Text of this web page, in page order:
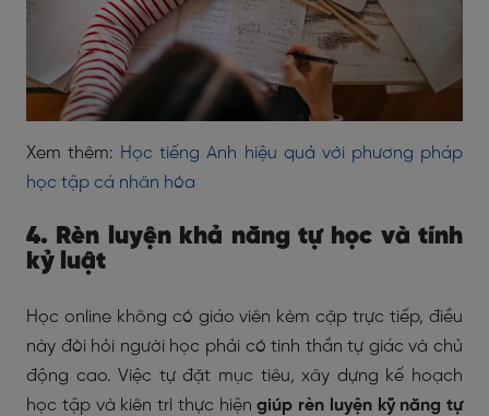
Xem thêm: Học tiếng Anh hiệu quả với phương pháp
học tập cá nhân hóa
4. Rèn luyện khả năng tự học và tính
kỷ luật
Học online không có giáo viên kèm cặp trực tiếp, điều
này đòi hỏi người học phải có tinh thần tự giác và chủ
động cao. Việc tự đặt mục tiêu, xây dựng kế hoạch
học tập và kiên trì thực hiệngiúp rèn luyện kỹ năng tự